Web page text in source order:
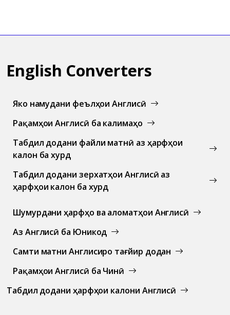
English Converters
Якҷо намудани феълҳои Англисӣ
Рақамҳои Англисӣ ба калимаҳо
Табдил додани файли матнӣ аз ҳарфҳои
калон ба хурд
Табдил додани зерхатҳои Англисӣ аз
ҳарфҳои калон ба хурд
Шумурдани ҳарфҳо ва аломатҳои Англисӣ
Аз Англисӣ ба Юникод
Самти матни Англисиро тағйир додан
Рақамҳои Англисӣ ба Чинӣ
Табдил додани ҳарфҳои калони Англисӣ